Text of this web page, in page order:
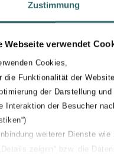
Zustimmung
Webseite verwendet
Cookies,
die Funktionalität der
der Darstellung
Interaktion der Besucher
weiterer Dienste wie
zeigen“ bzw. die